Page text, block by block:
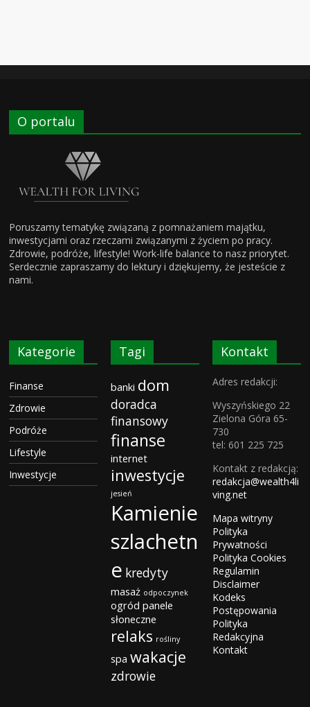
O portalu
Poruszamy tematykę związaną z pomnażaniem majątku,
inwestycjami oraz rzeczami związanymi z życiem po pracy.
Zdrowie, podróże, lifestyle! Work-life balance to nasz priorytet.
Serdecznie zapraszamy do lektury i dziękujemy, że jesteście z
nami.
Kategorie
Finanse
Zdrowie
Podróże
Lifestyle
Inwestycje
Tagi
banki dom
doradca
finansowy
finanse
internet
inwestycje
jesień
Kamienie
szlachetn
e kredyty
masaż odpoczynek
ogród panele
słoneczne
relaks rośliny
spa wakacje
zdrowie
Kontakt
Adres redakcji:
Wyszyńskiego 22
Zielona Góra 65-
730
tel: 601 225 725
Kontakt z redakcją:
redakcja@wealth4li
ving.net
Mapa witryny
Polityka
Prywatności
Polityka Cookies
Regulamin
Disclaimer
Kodeks
Postępowania
Polityka
Redakcyjna
Kontakt